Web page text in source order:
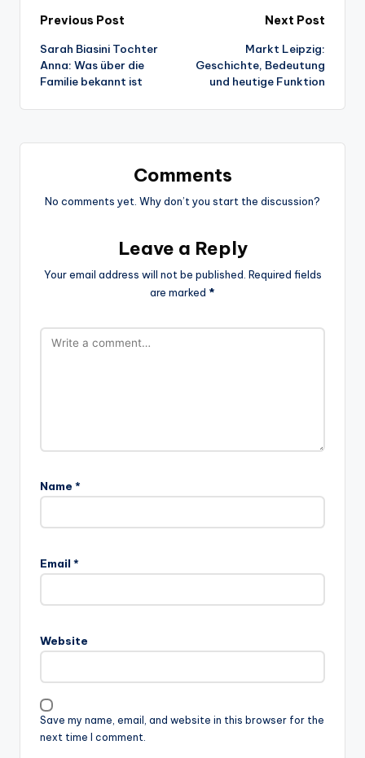
Post
navigation
Previous Post
Sarah Biasini Tochter
Anna: Was über die
Familie bekannt ist
Next Post
Markt Leipzig:
Geschichte, Bedeutung
und heutige Funktion
Comments
No comments yet. Why don’t you start the discussion?
Leave a Reply
Your email address will not be published. Required fields
are marked *
Name *
Email *
Website
Save my name, email, and website in this browser for the
next time I comment.